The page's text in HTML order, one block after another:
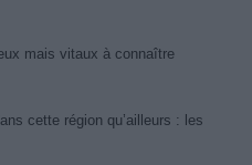
mais vitaux à connaître
cette région qu’ailleurs : les